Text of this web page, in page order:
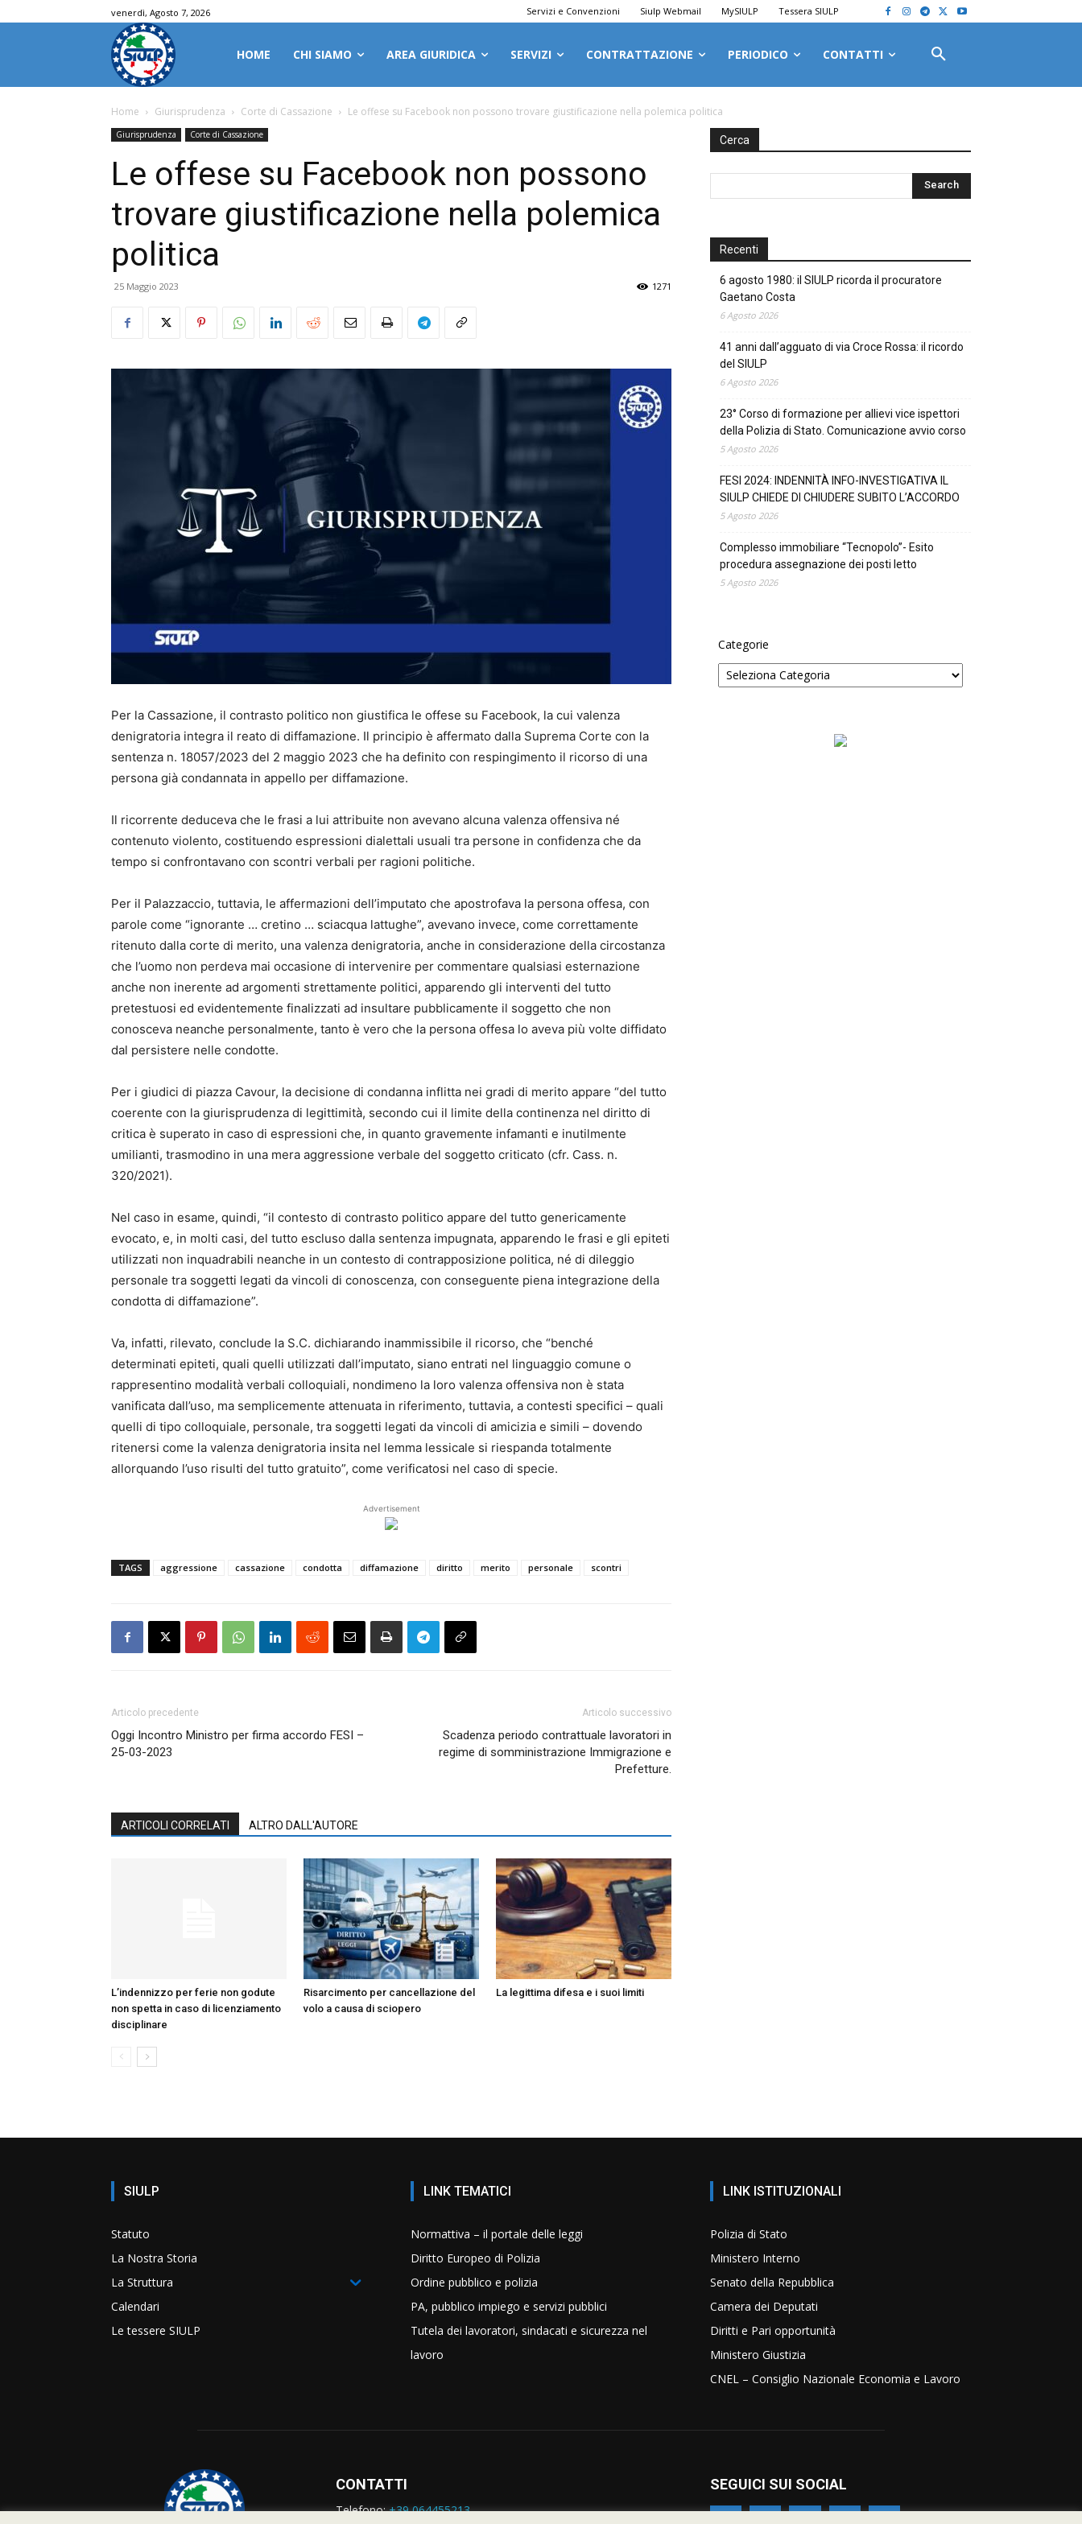
venerdì, Agosto 7, 2026 Servizi e Convenzioni Siulp Webmail MySIULP Tessera SIULP
HOME CHI SIAMO AREA GIURIDICA SERVIZI CONTRATTAZIONE PERIODICO CONTATTI
Home Giurisprudenza Corte di Cassazione Le offese su Facebook non possono trovare giustificazione nella polemica politica
Giurisprudenza Corte di Cassazione
Le offese su Facebook non possono
trovare giustificazione nella polemica
politica
25 Maggio 2023 1271
Per la Cassazione, il contrasto politico non giustifica le offese su Facebook, la cui valenza
denigratoria integra il reato di diffamazione. Il principio è affermato dalla Suprema Corte con la
sentenza n. 18057/2023 del 2 maggio 2023 che ha definito con respingimento il ricorso di una
persona già condannata in appello per diffamazione.
Il ricorrente deduceva che le frasi a lui attribuite non avevano alcuna valenza offensiva né
contenuto violento, costituendo espressioni dialettali usuali tra persone in confidenza che da
tempo si confrontavano con scontri verbali per ragioni politiche.
Per il Palazzaccio, tuttavia, le affermazioni dell’imputato che apostrofava la persona offesa, con
parole come “ignorante … cretino … sciacqua lattughe”, avevano invece, come correttamente
ritenuto dalla corte di merito, una valenza denigratoria, anche in considerazione della circostanza
che l’uomo non perdeva mai occasione di intervenire per commentare qualsiasi esternazione
anche non inerente ad argomenti strettamente politici, apparendo gli interventi del tutto
pretestuosi ed evidentemente finalizzati ad insultare pubblicamente il soggetto che non
conosceva neanche personalmente, tanto è vero che la persona offesa lo aveva più volte diffidato
dal persistere nelle condotte.
Per i giudici di piazza Cavour, la decisione di condanna inflitta nei gradi di merito appare “del tutto
coerente con la giurisprudenza di legittimità, secondo cui il limite della continenza nel diritto di
critica è superato in caso di espressioni che, in quanto gravemente infamanti e inutilmente
umilianti, trasmodino in una mera aggressione verbale del soggetto criticato (cfr. Cass. n.
320/2021).
Nel caso in esame, quindi, “il contesto di contrasto politico appare del tutto genericamente
evocato, e, in molti casi, del tutto escluso dalla sentenza impugnata, apparendo le frasi e gli epiteti
utilizzati non inquadrabili neanche in un contesto di contrapposizione politica, né di dileggio
personale tra soggetti legati da vincoli di conoscenza, con conseguente piena integrazione della
condotta di diffamazione”.
Va, infatti, rilevato, conclude la S.C. dichiarando inammissibile il ricorso, che “benché
determinati epiteti, quali quelli utilizzati dall’imputato, siano entrati nel linguaggio comune o
rappresentino modalità verbali colloquiali, nondimeno la loro valenza offensiva non è stata
vanificata dall’uso, ma semplicemente attenuata in riferimento, tuttavia, a contesti specifici – quali
quelli di tipo colloquiale, personale, tra soggetti legati da vincoli di amicizia e simili – dovendo
ritenersi come la valenza denigratoria insita nel lemma lessicale si riespanda totalmente
allorquando l’uso risulti del tutto gratuito”, come verificatosi nel caso di specie.
Advertisement
TAGS aggressione cassazione condotta diffamazione diritto merito personale scontri
Articolo precedente
Oggi Incontro Ministro per firma accordo FESI –
25-03-2023
Articolo successivo
Scadenza periodo contrattuale lavoratori in
regime di somministrazione Immigrazione e
Prefetture.
ARTICOLI CORRELATI ALTRO DALL'AUTORE
L’indennizzo per ferie non godute
non spetta in caso di licenziamento
disciplinare
Risarcimento per cancellazione del
volo a causa di sciopero
La legittima difesa e i suoi limiti
Cerca
Recenti
6 agosto 1980: il SIULP ricorda il procuratore
Gaetano Costa
6 Agosto 2026
41 anni dall’agguato di via Croce Rossa: il ricordo
del SIULP
6 Agosto 2026
23° Corso di formazione per allievi vice ispettori
della Polizia di Stato. Comunicazione avvio corso
5 Agosto 2026
FESI 2024: INDENNITÀ INFO-INVESTIGATIVA IL
SIULP CHIEDE DI CHIUDERE SUBITO L’ACCORDO
5 Agosto 2026
Complesso immobiliare “Tecnopolo”- Esito
procedura assegnazione dei posti letto
5 Agosto 2026
Categorie
SIULP
Statuto
La Nostra Storia
La Struttura
Calendari
Le tessere SIULP
LINK TEMATICI
Normattiva – il portale delle leggi
Diritto Europeo di Polizia
Ordine pubblico e polizia
PA, pubblico impiego e servizi pubblici
Tutela dei lavoratori, sindacati e sicurezza nel
lavoro
LINK ISTITUZIONALI
Polizia di Stato
Ministero Interno
Senato della Repubblica
Camera dei Deputati
Diritti e Pari opportunità
Ministero Giustizia
CNEL – Consiglio Nazionale Economia e Lavoro
CONTATTI
Telefono:+39 064455213
SEGUICI SUI SOCIAL